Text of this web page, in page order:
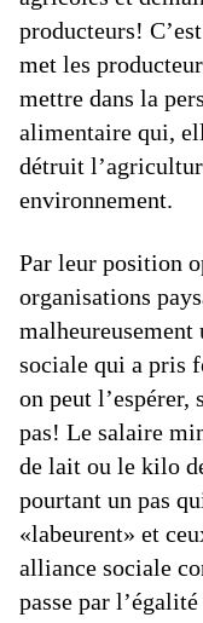
producteurs!
met les
mettre dans la
alimentaire qui,
détruit
environnement.
Par leur position
organisations
malheureusement
sociale qui a pris
on peut
pas! Le salaire
de lait ou le kilo
pourtant un pas
«labeurent» et
alliance sociale
passe par l’égalité